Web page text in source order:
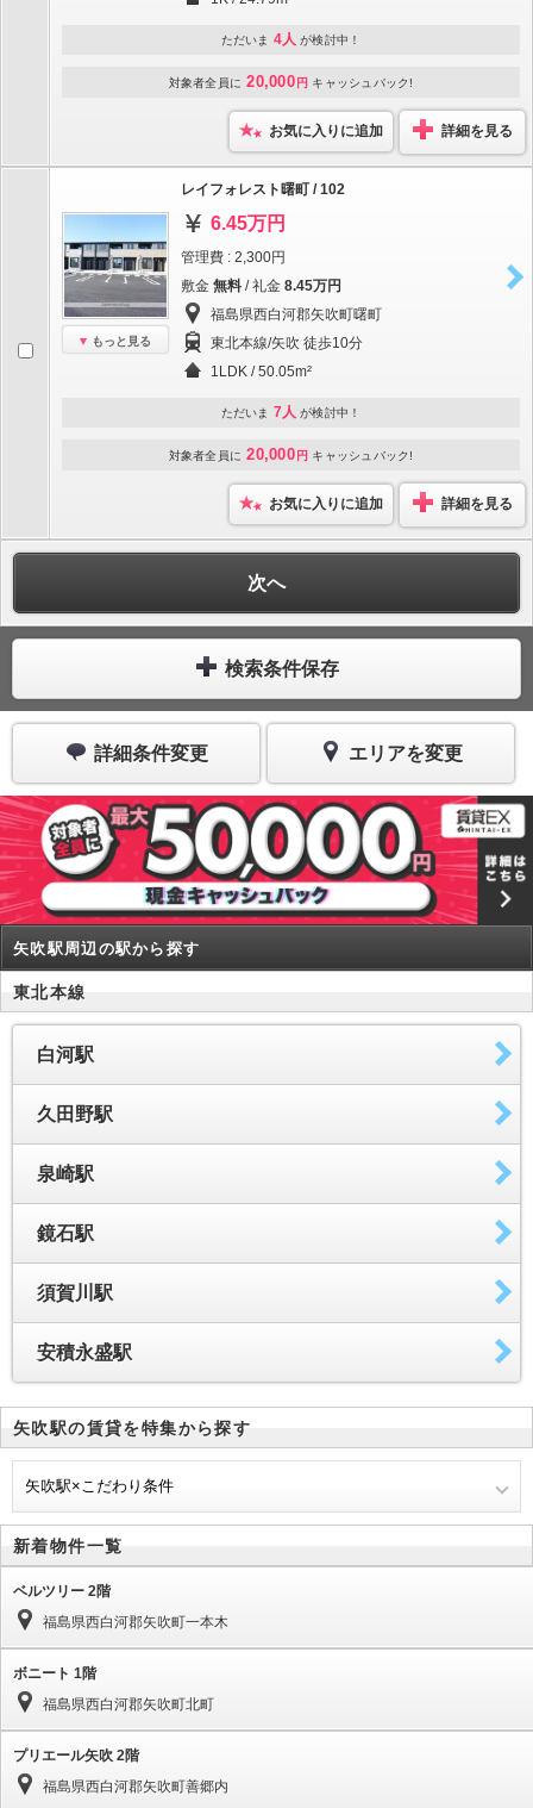
ただいま 4人 が検討中！
対象者全員に 20,000 円 キャッシュバック!
お気に入りに追加 詳細を見る
もっと見る
レイフォレスト曙町 / 102
6.45万円
管理費 : 2,300円
敷金 無料 / 礼金 8.45万円
福島県西白河郡矢吹町曙町
東北本線/矢吹 徒歩10分
1LDK / 50.05m²
ただいま 7人 が検討中！
対象者全員に 20,000 円 キャッシュバック!
お気に入りに追加 詳細を見る
次へ
検索条件保存
詳細条件変更 エリアを変更
矢吹駅周辺の駅から探す
東北本線
白河駅
久田野駅
泉崎駅
鏡石駅
須賀川駅
安積永盛駅
矢吹駅の賃貸を特集から探す
矢吹駅×こだわり条件
新着物件一覧
ベルツリー 2階
福島県西白河郡矢吹町一本木
ボニート 1階
福島県西白河郡矢吹町北町
プリエール矢吹 2階
福島県西白河郡矢吹町善郷内